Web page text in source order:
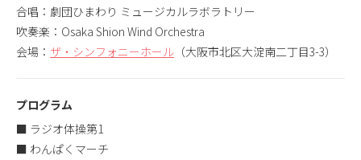
合唱：劇団ひまわり ミュージカルラボラトリー
吹奏楽：Osaka Shion Wind Orchestra
会場： ザ・シンフォニーホール （大阪市北区大淀南二丁目3-3）
プログラム
■ ラジオ体操第1
■ わんぱくマーチ